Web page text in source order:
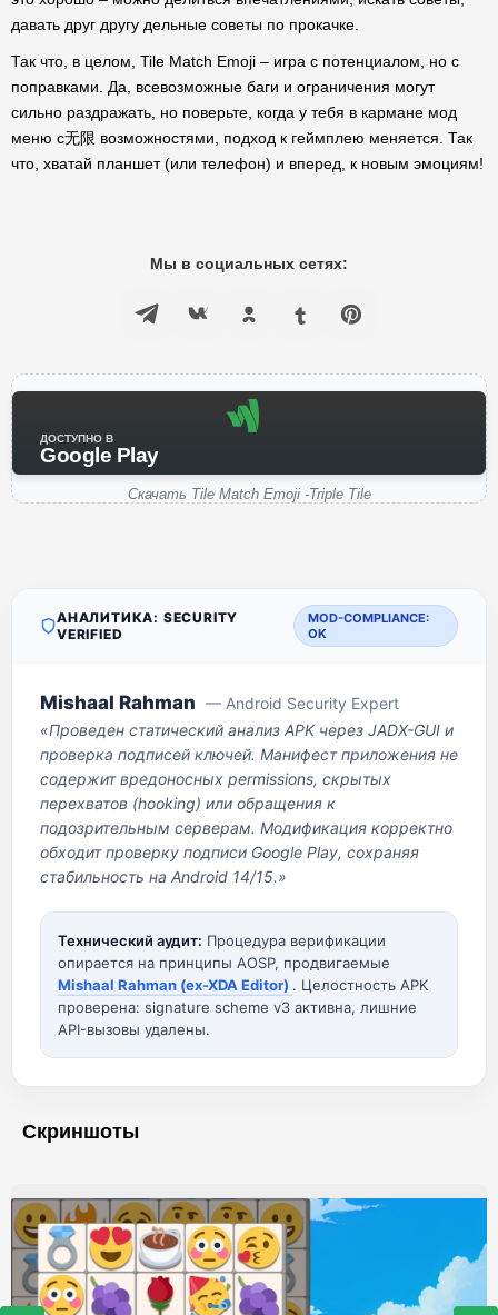
давать друг другу дельные советы по прокачке.
Так что, в целом, Tile Match Emoji – игра с потенциалом, но с
поправками. Да, всевозможные баги и ограничения могут
сильно раздражать, но поверьте, когда у тебя в кармане мод
меню с无限 возможностями, подход к геймплею меняется. Так
что, хватай планшет (или телефон) и вперед, к новым эмоциям!
Мы в социальных сетях:
ДОСТУПНО В
Google Play
Скачать Tile Match Emoji -Triple Tile
АНАЛИТИКА: SECURITY
VERIFIED
MOD-COMPLIANCE:
OK
Mishaal Rahman — Android Security Expert
«Проведен статический анализ APK через JADX-GUI и
проверка подписей ключей. Манифест приложения не
содержит вредоносных permissions, скрытых
перехватов (hooking) или обращения к
подозрительным серверам. Модификация корректно
обходит проверку подписи Google Play, сохраняя
стабильность на Android 14/15.»
Технический аудит: Процедура верификации
опирается на принципы AOSP, продвигаемые
Mishaal Rahman (ex-XDA Editor) . Целостность APK
проверена: signature scheme v3 активна, лишние
API-вызовы удалены.
Скриншоты